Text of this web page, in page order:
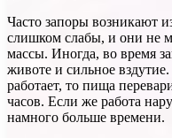
Часто запоры возникают
слишком слабы, и они не
массы. Иногда, во время
животе и сильное
работает, то пища
часов. Если же работа
намного больше времени.